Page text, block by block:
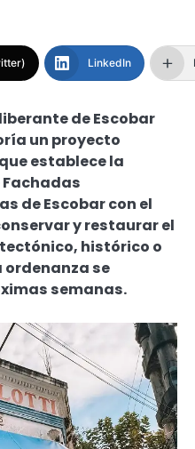
LinkedIn
de Escobar
un proyecto
establece la
de Escobar con el
y restaurar el
histórico o
se
semanas.